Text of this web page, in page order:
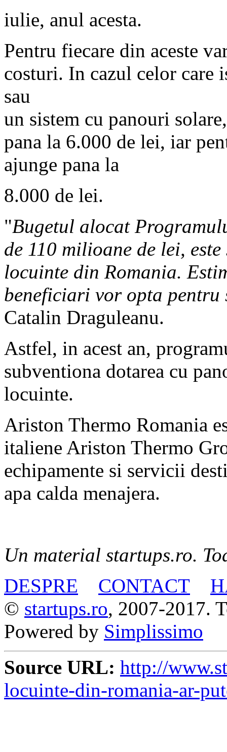
iulie, anul acesta.
Pentru fiecare din aceste
costuri. In cazul celor care
sau
un sistem cu panouri
pana la 6.000 de lei, iar
ajunge pana la
8.000 de lei.
"Bugetul alocat
de 110 milioane de lei,
locuinte din Romania.
beneficiari vor opta pentru
Catalin Draguleanu.
Astfel, in acest an,
subventiona dotarea cu
locuinte.
Ariston Thermo Romania
italiene Ariston Thermo
echipamente si servicii
apa calda menajera.
Un material startups.ro.
DESPRE
CONTACT
© startups.ro, 2007-2017.
Powered by Simplissimo
Source URL: http://
locuinte-din-romania-ar-